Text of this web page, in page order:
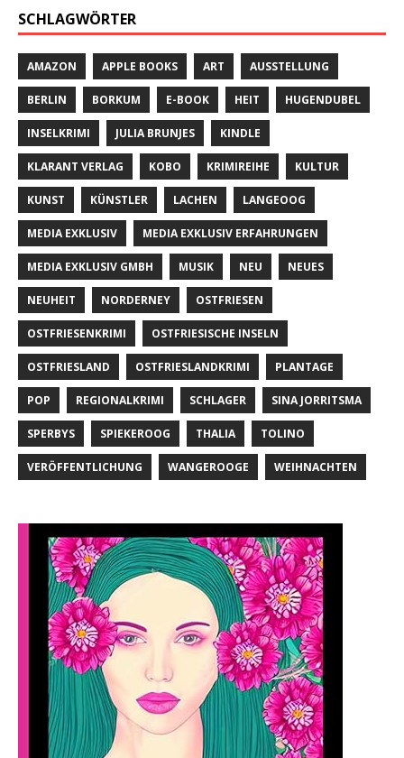
SCHLAGWÖRTER
AMAZON APPLE BOOKS ART AUSSTELLUNG
BERLIN BORKUM E-BOOK HEIT HUGENDUBEL
INSELKRIMI JULIA BRUNJES KINDLE
KLARANT VERLAG KOBO KRIMIREIHE KULTUR
KUNST KÜNSTLER LACHEN LANGEOOG
MEDIA EXKLUSIV MEDIA EXKLUSIV ERFAHRUNGEN
MEDIA EXKLUSIV GMBH MUSIK NEU NEUES
NEUHEIT NORDERNEY OSTFRIESEN
OSTFRIESENKRIMI OSTFRIESISCHE INSELN
OSTFRIESLAND OSTFRIESLANDKRIMI PLANTAGE
POP REGIONALKRIMI SCHLAGER SINA JORRITSMA
SPERBYS SPIEKEROOG THALIA TOLINO
VERÖFFENTLICHUNG WANGEROOGE WEIHNACHTEN